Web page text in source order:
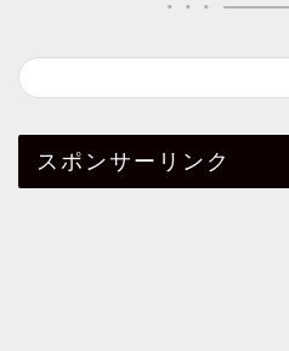
スポンサーリンク